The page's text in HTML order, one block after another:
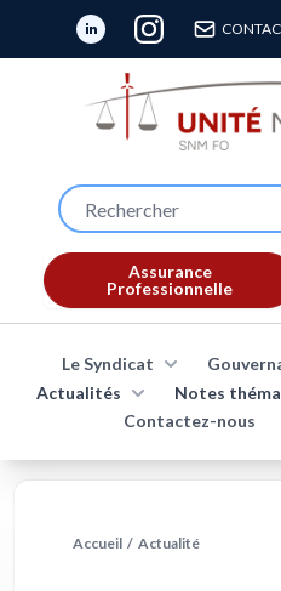
Assurance
Professionnelle
Le Syndicat
Actualités
Notes
Contactez-nous
Accueil / Actualité